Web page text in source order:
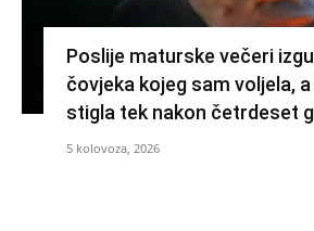
Poslije maturske večeri
čovjeka kojeg sam voljela,
stigla tek nakon četrdeset
5 kolovoza, 2026